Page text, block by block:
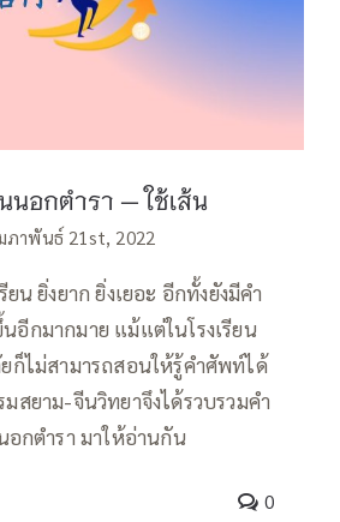
นอกตำรา — ใช้เส้น
นอกตำรา — ใช้เส้น
ภาพันธ์ 21st, 2022
น ยิ่งยาก ยิ่งเยอะ อีกทั้งยังมีคำ
อีกมากมาย แม้แต่ในโรงเรียน
ก็ไม่สามารถสอนให้รู้คำศัพท์ได้
สยาม-จีนวิทยาจึงได้รวบรวมคำ
กตำรา มาให้อ่านกัน
0